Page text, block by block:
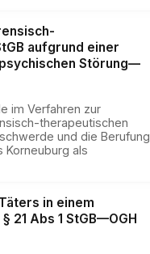
aufgrund einer
Störung—
im Verfahren zur
therapeutischen
und die Berufung
als
in einem
21 Abs 1 StGB—OGH